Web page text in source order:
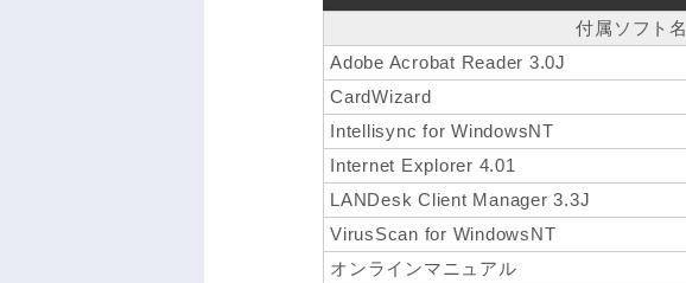
付属ソフト名
Adobe Acrobat Reader 3.0J
CardWizard
Intellisync for WindowsNT
Internet Explorer 4.01
LANDesk Client Manager 3.3J
VirusScan for WindowsNT
オンラインマニュアル